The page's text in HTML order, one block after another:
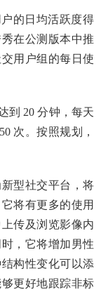
的日均活跃度得
在公测版本中推
用户组的每日使
到 20 分钟，每天
次。按照规划，
型社交平台，将
将有更多的使用
传及浏览影像内
，它将增加男性
构性变化可以添
更好地跟踪非标